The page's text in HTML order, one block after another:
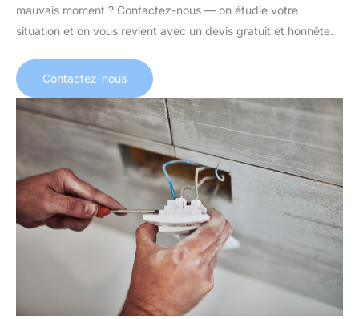
mauvais moment ? Contactez-nous — on étudie votre
situation et on vous revient avec un devis gratuit et honnête.
Contactez-nous